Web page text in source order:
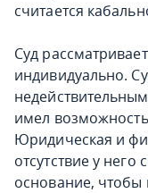
считается
Суд
индивидуально.
имел возможность
Юридическая и
отсутствие у
основание, чтобы